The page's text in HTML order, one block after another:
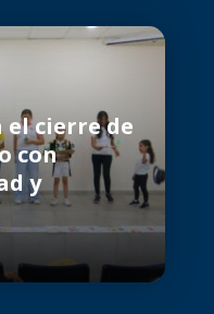
el cierre de
con
y